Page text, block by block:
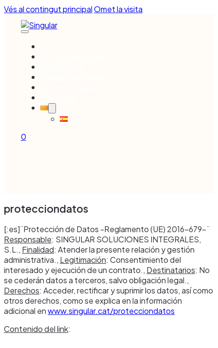
Vés al contingut principalOmet la visita
0
protecciondatos
[:es]¨Protección de Datos -Reglamento (UE) 2016-679-¨
Responsable: SINGULAR SOLUCIONES INTEGRALES,
S.L., Finalidad: Atender la presente relación y gestión
administrativa., Legitimación: Consentimiento del
interesado y ejecución de un contrato., Destinatarios: No
se cederán datos a terceros, salvo obligación legal.,
Derechos: Acceder, rectificar y suprimir los datos, así como
otros derechos, como se explica en la información
adicional enwww.singular.cat/protecciondatos
Contenido del link: